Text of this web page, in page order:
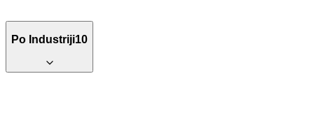
Po Industriji10